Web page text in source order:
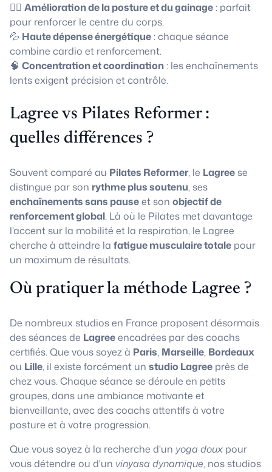
🧘‍♀️ Amélioration de la posture et du gainage: parfait
pour renforcer le centre du corps.
💦 Haute dépense énergétique: chaque séance
combine cardio et renforcement.
🧠 Concentration et coordination: les enchaînements
lents exigent précision et contrôle.
Lagree vs Pilates Reformer :
quelles différences ?
Souvent comparé au Pilates Reformer, le Lagree se
distingue par son rythme plus soutenu, ses
enchaînements sans pauseet son objectif de
renforcement global. Là où le Pilates met davantage
l’accent sur la mobilité et la respiration, le Lagree
cherche à atteindre la fatigue musculaire totale pour
un maximum de résultats.
Où pratiquer la méthode Lagree ?
De nombreux studios en France proposent désormais
des séances de Lagreeencadrées par des coachs
certifiés. Que vous soyez à Paris, Marseille, Bordeaux
ou Lille, il existe forcément un studio Lagree près de
chez vous. Chaque séance se déroule en petits
groupes, dans une ambiance motivante et
bienveillante, avec des coachs attentifs à votre
posture et à votre progression.
Que vous soyez à la recherche d'un yoga doux pour
vous détendre ou d'un vinyasa dynamique, nos studios